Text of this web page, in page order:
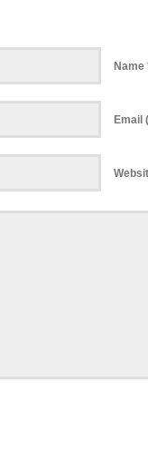
Name
Email